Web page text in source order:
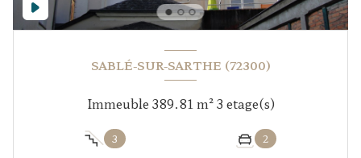
SABLÉ-SUR-SARTHE (72300)
Immeuble 389.81 m² 3 etage(s)
3 2